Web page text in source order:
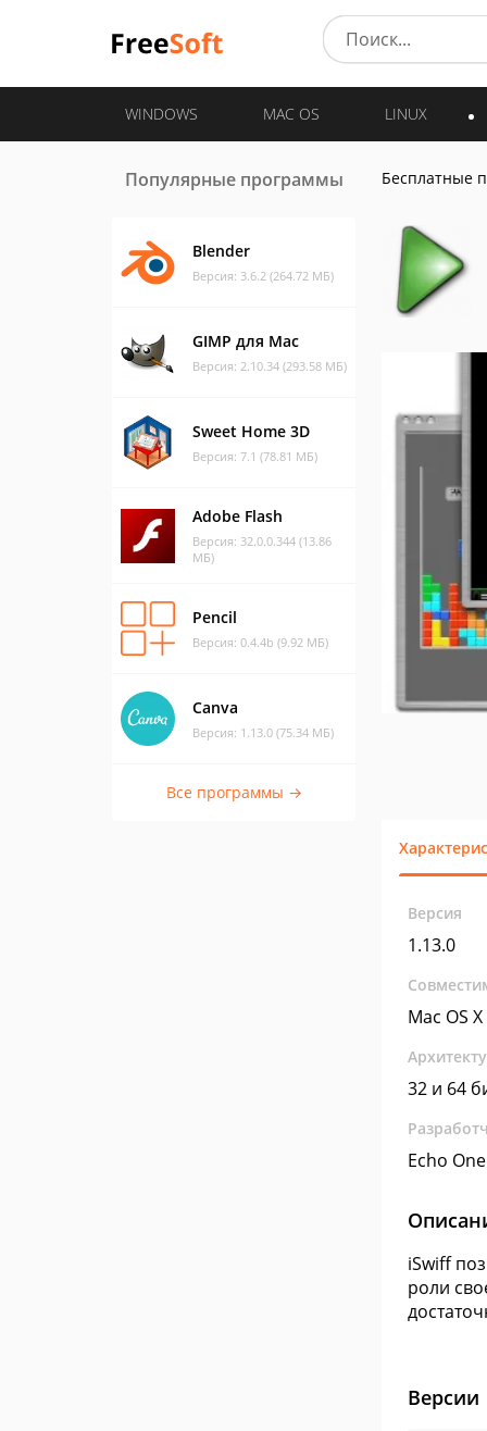
WINDOWS MAC OS LINUX
Популярные программы
Blender
Версия: 3.6.2 (264.72 МБ)
GIMP для Mac
Версия: 2.10.34 (293.58 МБ)
Sweet Home 3D
Версия: 7.1 (78.81 МБ)
Adobe Flash
Версия: 32.0.0.344 (13.86
МБ)
Pencil
Версия: 0.4.4b (9.92 МБ)
Canva
Версия: 1.13.0 (75.34 МБ)
Все программы →
Бесплатные
Версия
1.13.0
Mac OS X
32 и 64
Echo One
iSwiff
роли
Версии